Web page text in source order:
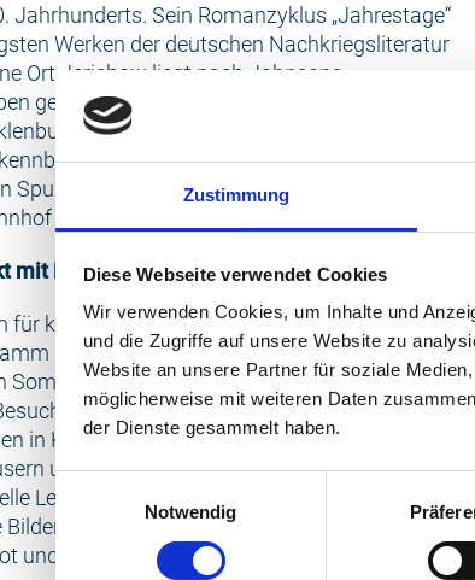
Zustimmung
Diese Webseite verwendet Cookies
Wir verwenden Cookies, um Inhalte und
und die Zugriffe auf unsere Website zu
Website an unsere Partner für soziale
möglicherweise mit weiteren Daten
der Dienste gesammelt haben.
Notwendig
Jahrhunderts. Sein Romanzyklus „Jahrestage“
Werken der deutschen Nachkriegsliteratur
Ort Jerichow liegt nach Johnsons
genau dort, wo sich heute Klütz im
befindet. Obwohl Jerichow ein fiktiver Ort
Parallelen zur Stadt auf. Literarische
Spuren des Autors – etwa zur St. Marienkirche
– machen diese Bezüge vor Ort anschaulich.
mit Lesegarten
für kulturelle Aktivitäten bietet das Literaturhaus
mit Lesungen, Diskussionen, Filmen und
Sommermonaten lädt der Lesegarten
zum Verweilen, Lesen und Entspannen ein
in Klütz. Das Literaturhaus ist überregional mit
und Kulturschaffenden vernetzt und
Leben der Stadt. Kreative Projekte für Kinder
und Vorlesewettbewerbe,
und machen Literatur für alle erlebbar.